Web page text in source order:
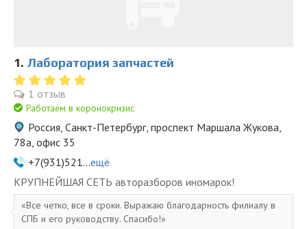
1. Лаборатория запчастей
1 отзыв
Работаем в коронокризис
Россия, Санкт-Петербург, проспект Маршала Жукова,
78а, офис 35
+7(931)521...ещё
KPУПНЕЙШAЯ СЕTЬ aвторазбopов иномapoк!
Все четко, все в сроки. Выражаю благодарность филиалу в
СПБ и его руководству. Спасибо!